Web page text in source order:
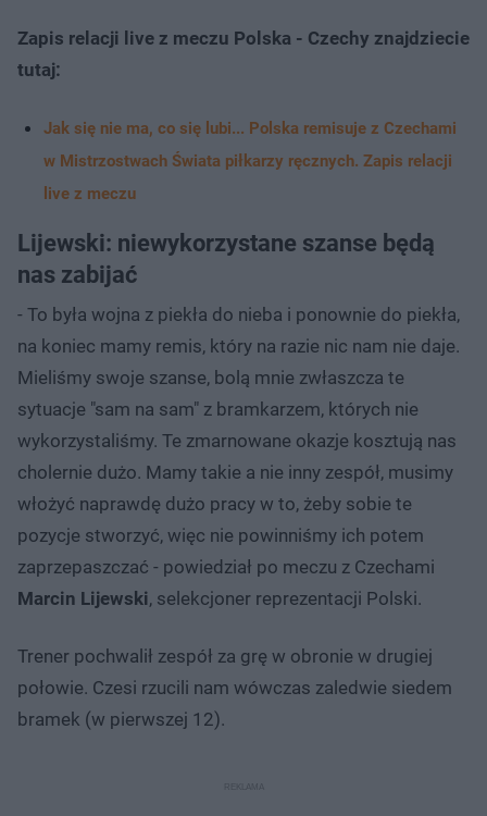
Zapis relacji live z meczu Polska - Czechy znajdziecie
tutaj:
Jak się nie ma, co się lubi... Polska remisuje z Czechami
w Mistrzostwach Świata piłkarzy ręcznych. Zapis relacji
live z meczu
Lijewski: niewykorzystane szanse będą
nas zabijać
- To była wojna z piekła do nieba i ponownie do piekła,
na koniec mamy remis, który na razie nic nam nie daje.
Mieliśmy swoje szanse, bolą mnie zwłaszcza te
sytuacje "sam na sam" z bramkarzem, których nie
wykorzystaliśmy. Te zmarnowane okazje kosztują nas
cholernie dużo. Mamy takie a nie inny zespół, musimy
włożyć naprawdę dużo pracy w to, żeby sobie te
pozycje stworzyć, więc nie powinniśmy ich potem
zaprzepaszczać - powiedział po meczu z Czechami
Marcin Lijewski, selekcjoner reprezentacji Polski.
Trener pochwalił zespół za grę w obronie w drugiej
połowie. Czesi rzucili nam wówczas zaledwie siedem
bramek (w pierwszej 12).